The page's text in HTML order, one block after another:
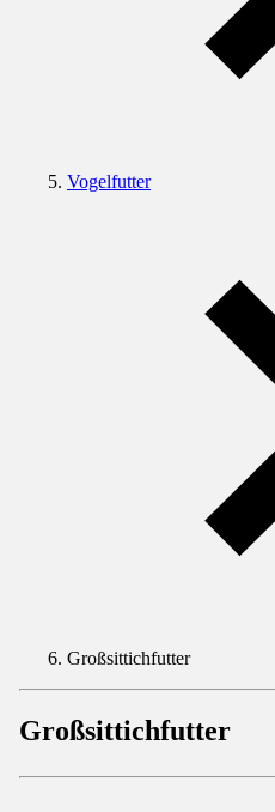
Vogelfutter
Großsittichfutter
Großsittichfutter